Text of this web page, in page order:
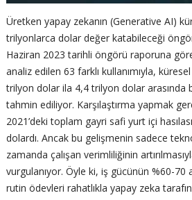
Üretken yapay zekanın (Generative AI)
trilyonlarca dolar değer katabileceği
Haziran 2023 tarihli öngörü raporuna
analiz edilen 63 farklı kullanımıyla,
trilyon dolar ila 4,4 trilyon dolar arasında
tahmin ediliyor. Karşılaştırma yapmak
2021’deki toplam gayri safi yurt içi
dolardı. Ancak bu gelişmenin sadece
zamanda çalışan verimliliğinin
vurgulanıyor. Öyle ki, iş gücünün %60-70
rutin ödevleri rahatlıkla yapay zeka